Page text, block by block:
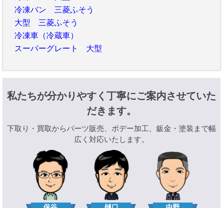
冷凍バン 三菱ふそう
大型 三菱ふそう
冷凍車（冷蔵車）
スーパーグレート 大型
私たちが分かりやすく丁寧にご案内させていた
だきます。
下取り・買取からパーツ販売、ボデー加工、鈑金・塗装まで幅
広く対応いたします。